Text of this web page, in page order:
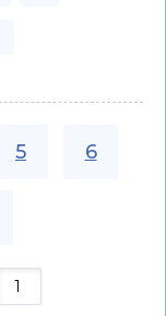
5 6